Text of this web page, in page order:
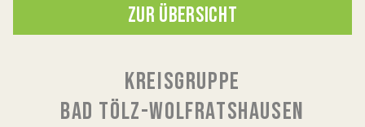
ZUR ÜBERSICHT
KREISGRUPPE
BAD TÖLZ-WOLFRATSHAUSEN